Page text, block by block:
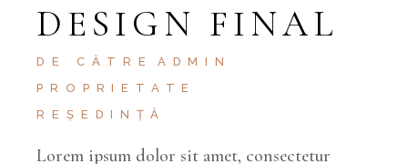
DESIGN FINAL
DE CĂTRE
ADMIN
PROPRIETATE
REȘEDINȚĂ
Lorem ipsum dolor sit amet, consectetur